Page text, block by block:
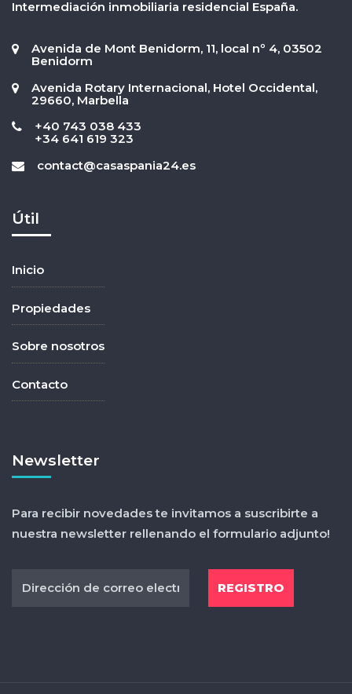
Intermediación inmobiliaria residencial España.
Avenida de Mont Benidorm, 11, local nº 4, 03502
Benidorm
Avenida Rotary Internacional, Hotel Occidental,
29660, Marbella
+40 743 038 433
+34 641 619 323
contact@casaspania24.es
Útil
Inicio
Propiedades
Sobre nosotros
Contacto
Newsletter
Para recibir novedades te invitamos a suscribirte a
nuestra newsletter rellenando el formulario adjunto!